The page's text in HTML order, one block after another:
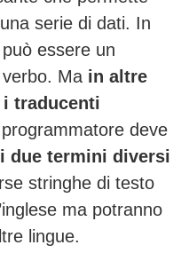
serie di dati. In
essere un
Ma in altre
i traducenti
deve
due termini diversi
stringhe di testo
ma potranno
lingue.